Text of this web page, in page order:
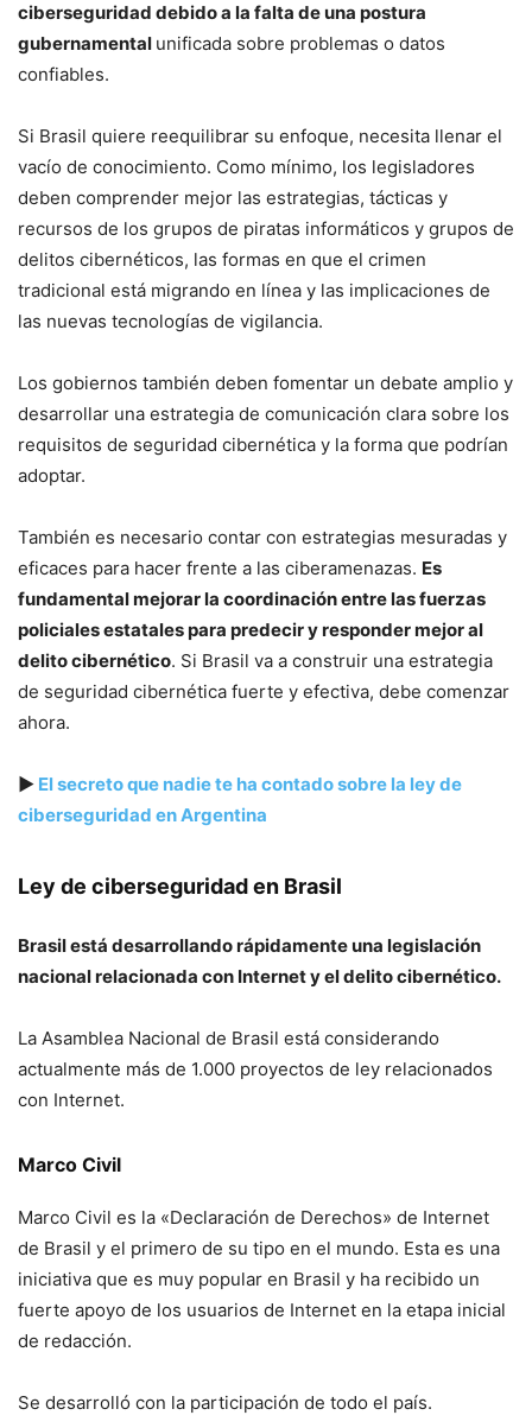
ciberseguridad debido a la falta de una postura
gubernamental unificada sobre problemas o datos
confiables.
Si Brasil quiere reequilibrar su enfoque, necesita llenar el
vacío de conocimiento. Como mínimo, los legisladores
deben comprender mejor las estrategias, tácticas y
recursos de los grupos de piratas informáticos y grupos de
delitos cibernéticos, las formas en que el crimen
tradicional está migrando en línea y las implicaciones de
las nuevas tecnologías de vigilancia.
Los gobiernos también deben fomentar un debate amplio y
desarrollar una estrategia de comunicación clara sobre los
requisitos de seguridad cibernética y la forma que podrían
adoptar.
También es necesario contar con estrategias mesuradas y
eficaces para hacer frente a las ciberamenazas. Es
fundamental mejorar la coordinación entre las fuerzas
policiales estatales para predecir y responder mejor al
delito cibernético. Si Brasil va a construir una estrategia
de seguridad cibernética fuerte y efectiva, debe comenzar
ahora.
▶ El secreto que nadie te ha contado sobre la ley de
ciberseguridad en Argentina
Ley de ciberseguridad en Brasil
Brasil está desarrollando rápidamente una legislación
nacional relacionada con Internet y el delito cibernético.
La Asamblea Nacional de Brasil está considerando
actualmente más de 1.000 proyectos de ley relacionados
con Internet.
Marco Civil
Marco Civil es la «Declaración de Derechos» de Internet
de Brasil y el primero de su tipo en el mundo. Esta es una
iniciativa que es muy popular en Brasil y ha recibido un
fuerte apoyo de los usuarios de Internet en la etapa inicial
de redacción.
Se desarrolló con la participación de todo el país.